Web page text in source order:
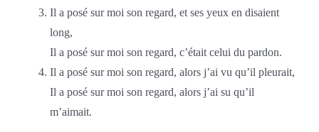
Il a posé sur moi son regard, et ses yeux en disaient
long,
Il a posé sur moi son regard, c’était celui du pardon.
Il a posé sur moi son regard, alors j’ai vu qu’il pleurait,
Il a posé sur moi son regard, alors j’ai su qu’il
m’aimait.